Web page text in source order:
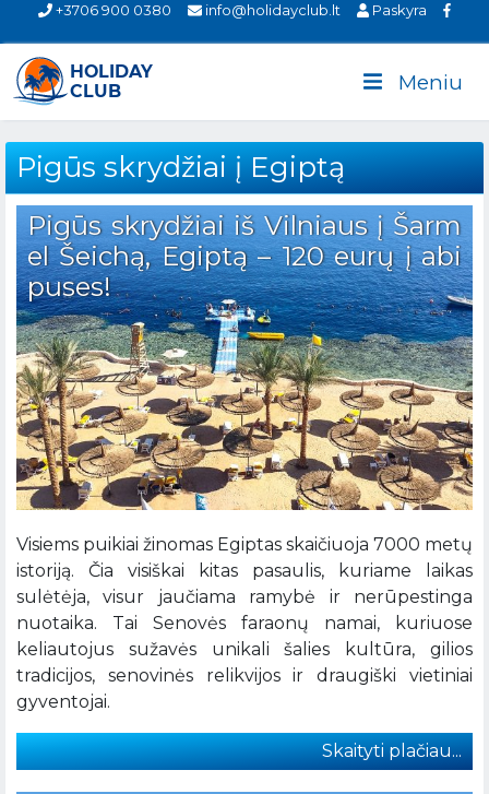
+3706 900 0380 info@holidayclub.lt Paskyra
Meniu
Pigūs skrydžiai į Egiptą
Pigūs skrydžiai iš Vilniaus į Šarm
el Šeichą, Egiptą – 120 eurų į abi
puses!
Visiems puikiai žinomas Egiptas skaičiuoja 7000 metų
istoriją. Čia visiškai kitas pasaulis, kuriame laikas
sulėtėja, visur jaučiama ramybė ir nerūpestinga
nuotaika. Tai Senovės faraonų namai, kuriuose
keliautojus sužavės unikali šalies kultūra, gilios
tradicijos, senovinės relikvijos ir draugiški vietiniai
gyventojai.
Skaityti plačiau...